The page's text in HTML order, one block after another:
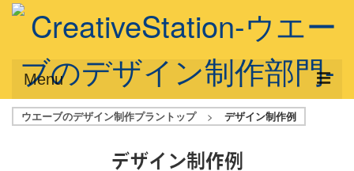
Menu
サービス概要
デザインプラン
ウエーブのデザイン制作プラントップ > デザイン制作例
デザイン制作例